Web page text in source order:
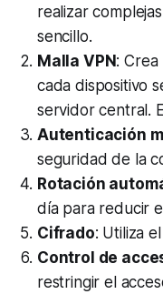
realizar
sencillo.
Malla VPN:
cada dispositivo
servidor central.
Autenticación
seguridad de la
Rotación
día para reducir
Cifrado: Utiliza
Control de
restringir el